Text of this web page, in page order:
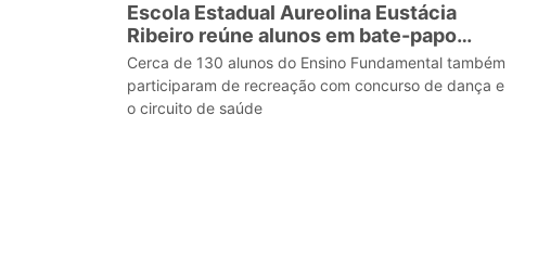
Escola Estadual Aureolina Eustácia
Ribeiro reúne alunos em bate-papo
sobre o Judiciário
Cerca de 130 alunos do Ensino Fundamental também
participaram de recreação com concurso de dança e
o circuito de saúde